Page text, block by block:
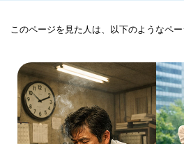
このページを見た人は、以下のようなペー